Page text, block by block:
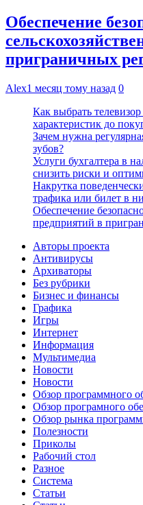
Обеспечение
приграничных
Alex1 месяц тому назад 0
Как выбрать
характеристик до
Зачем нужна
зубов?
Услуги бухгалтера в
снизить риски и
Накрутка
трафика или билет в
Обеспечение
предприятий в
Авторы проекта
Антивирусы
Архиваторы
Без рубрики
Бизнес и финансы
Графика
Игры
Интернет
Информация
Мультимедиа
Новости
Новости
Обзор программного
Обзор програмного
Обзор рынка
Полезности
Приколы
Рабочий стол
Разное
Система
Статьи